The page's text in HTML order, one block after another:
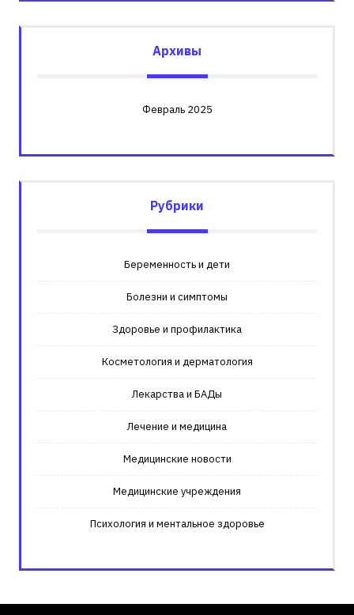
Архивы
Февраль 2025
Рубрики
Беременность и дети
Болезни и симптомы
Здоровье и профилактика
Косметология и дерматология
Лекарства и БАДы
Лечение и медицина
Медицинские новости
Медицинские учреждения
Психология и ментальное здоровье